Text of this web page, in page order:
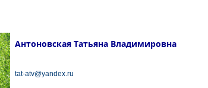
Антоновская Татьяна Владимировна
tat-atv@yandex.ru